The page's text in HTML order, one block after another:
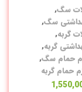
سگ,
سگ,
گربه,
گربه,
حمام سگ,
حمام گربه